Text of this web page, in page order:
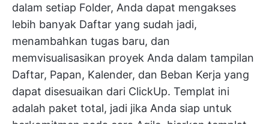
dalam setiap Folder, Anda dapat mengakses
lebih banyak Daftar yang sudah jadi,
menambahkan tugas baru, dan
memvisualisasikan proyek Anda dalam tampilan
Daftar, Papan, Kalender, dan Beban Kerja yang
dapat disesuaikan dari ClickUp. Templat ini
adalah paket total, jadi jika Anda siap untuk